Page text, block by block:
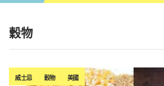
角嗨尬炸物X爽快這一步，角瓶攜
穀物
威士忌 穀物 美國